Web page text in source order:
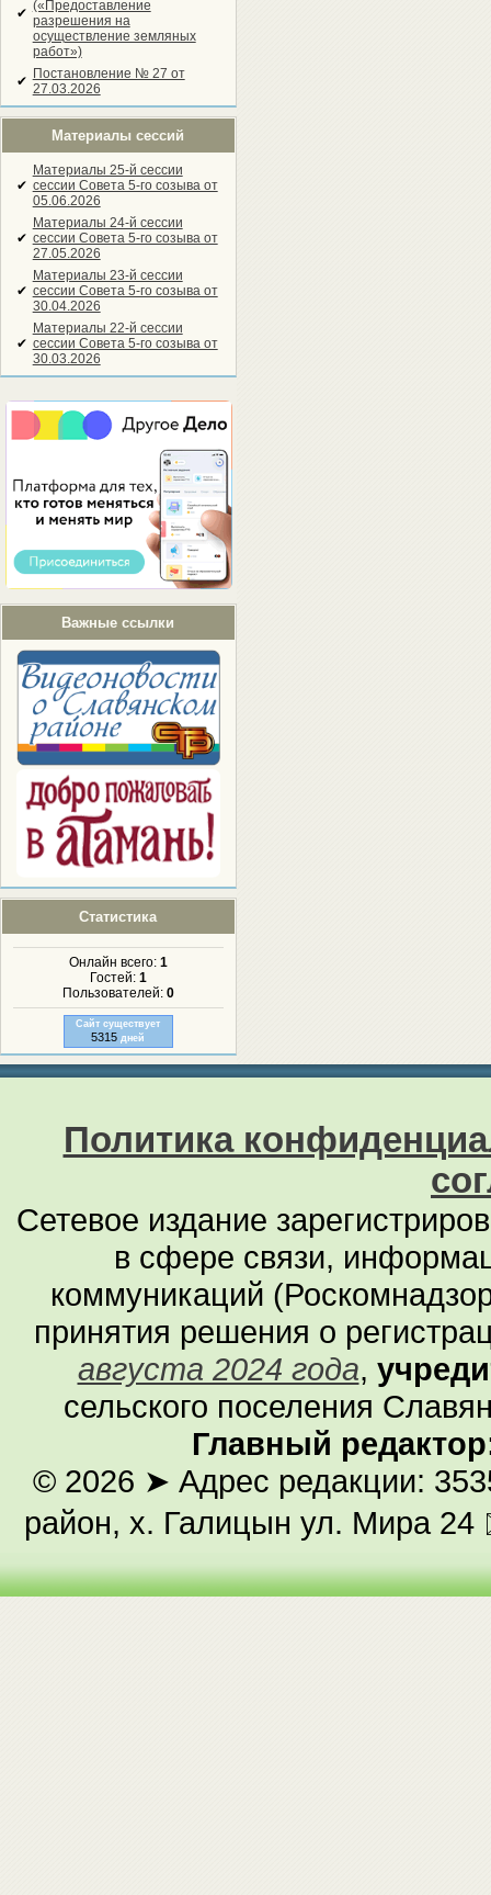
✔ («Предоставление
разрешения на
осуществление земляных
работ»)
✔ Постановление № 27 от
27.03.2026
Материалы сессий
✔
Материалы 25-й сессии
сессии Совета 5-го созыва от
05.06.2026
✔
Материалы 24-й сессии
сессии Совета 5-го созыва от
27.05.2026
✔
Материалы 23-й сессии
сессии Совета 5-го созыва от
30.04.2026
✔
Материалы 22-й сессии
сессии Совета 5-го созыва от
30.03.2026
Важные ссылки
Статистика
Онлайн всего: 1
Гостей: 1
Пользователей: 0
Сайт существует
5315 дней
Политика
Сетевое издание
в сфере связи,
коммуникаций
принятия решения о
августа 2024 года,
сельского поселения
Главный
© 2026 ➤ Адрес редакции:
район, х. Галицын ул. Мира